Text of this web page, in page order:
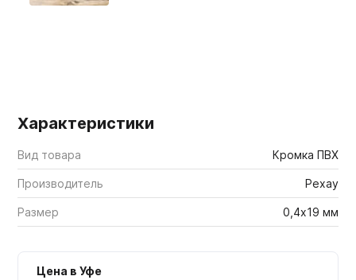
Характеристики
Вид товара Кромка ПВХ
Производитель Рехау
Размер 0,4х19 мм
Цена в Уфе